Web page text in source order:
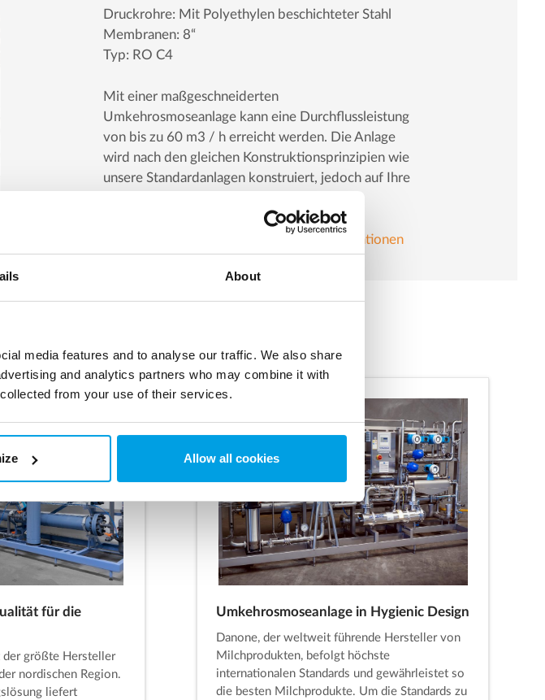
About
media features and to analyse our traffic. We also share
and analytics partners who may combine it with
from your use of their services.
Allow all cookies
Druckrohre: Mit Polyethylen beschichteter Stahl
Membranen: 8“
Typ: RO C4
Mit einer maßgeschneiderten
Umkehrosmoseanlage kann eine Durchflussleistung
von bis zu 60 m3 / h erreicht werden. Die Anlage
wird nach den gleichen Konstruktionsprinzipien wie
unsere Standardanlagen konstruiert, jedoch auf Ihre
Kontaktieren Sie uns für weitere Informationen
Umkehrosmosanlagen
für die
der größte Hersteller
nordischen Region.
liefert
Umkehrosmoseanlage in Hygienic Design
Danone, der weltweit führende Hersteller von
Milchprodukten, befolgt höchste
internationalen Standards und gewährleistet so
die besten Milchprodukte. Um die Standards zu